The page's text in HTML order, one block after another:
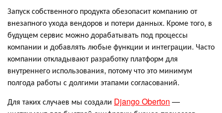
Запуск собственного продукта обезопасит компанию от
внезапного ухода вендоров и потери данных. Кроме того, в
будущем сервис можно дорабатывать под процессы
компании и добавлять любые функции и интеграции. Часто
компании откладывают разработку платформ для
внутреннего использования, потому что это минимум
полгода работы с долгими этапами согласований.
Для таких случаев мы создали Django Oberton —